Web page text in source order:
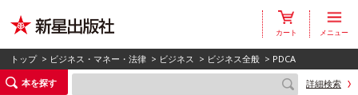
カート メニュー
トップ > ビジネス・マネー・法律 > ビジネス > ビジネス全般 > PDCA
本を探す
詳細検索